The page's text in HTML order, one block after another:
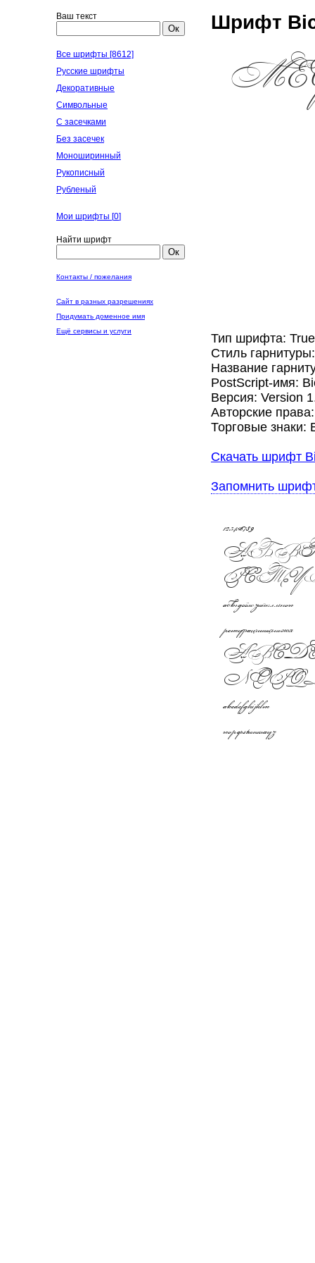
Ваш текст
Ок
Все шрифты [8612]
Русские шрифты
Декоративные
Символьные
С засечками
Без засечек
Моноширинный
Рукописный
Рубленый
Мои шрифты [0]
Найти шрифт
Ок
Контакты / пожелания
Сайт в разных разрешениях
Придумать доменное имя
Ещё сервисы и услуги
Шрифт
Тип шрифта:
Стиль
Название
PostScript-имя:
Версия: Version
Авторские
Торговые знаки:
Скачать шрифт
Запомнить